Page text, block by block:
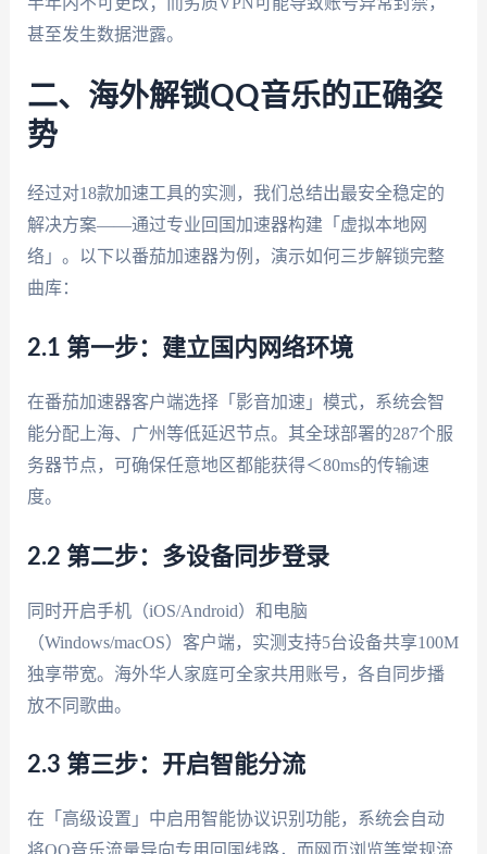
甚至发生数据泄露。
二、海外解锁QQ音乐的正确姿
势
经过对18款加速工具的实测，我们总结出最安全稳定的
解决方案——通过专业回国加速器构建「虚拟本地网
络」。以下以番茄加速器为例，演示如何三步解锁完整
曲库：
2.1 第一步：建立国内网络环境
在番茄加速器客户端选择「影音加速」模式，系统会智
能分配上海、广州等低延迟节点。其全球部署的287个服
务器节点，可确保任意地区都能获得＜80ms的传输速
度。
2.2 第二步：多设备同步登录
同时开启手机（iOS/Android）和电脑
（Windows/macOS）客户端，实测支持5台设备共享100M
独享带宽。海外华人家庭可全家共用账号，各自同步播
放不同歌曲。
2.3 第三步：开启智能分流
在「高级设置」中启用智能协议识别功能，系统会自动